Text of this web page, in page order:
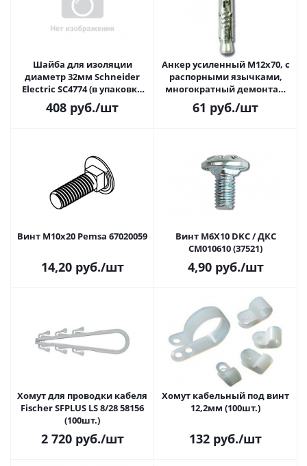
Шайба для изоляции
диаметр 32мм Schneider
Electric SC4774 (в упаковке
20штук)
408 руб./шт
Анкер усиленный М12x70, с
распорными язычками,
многократный демонтаж
DKC / ДКС CM451275
61 руб./шт
Винт M10х20 Pemsa 67020059
14,20руб./шт
Винт M6X10 DKC / ДКС
CM010610 (37521)
4,90руб./шт
Хомут для проводки кабеля
Fischer SFPLUS LS 8/28 58156
(100шт.)
2 720руб./шт
Хомут кабельный под винт
12,2мм (100шт.)
132 руб./шт